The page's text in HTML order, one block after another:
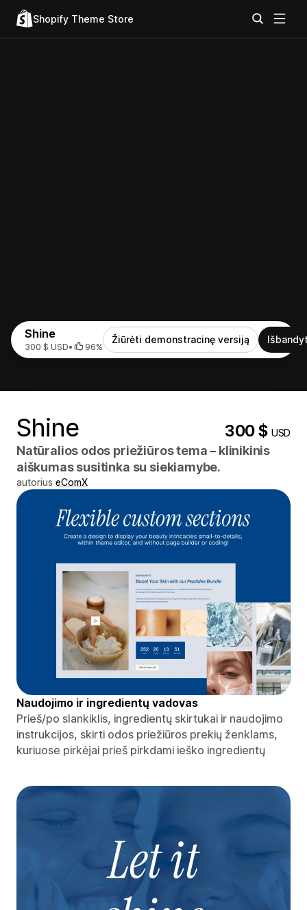
Shopify Theme Store
Shine
300 $ USD• 96%
Žiūrėti demonstracinę versiją
Shine 300 $USD
Natūralios odos priežiūros tema – klinikinis
aiškumas susitinka su siekiamybe.
autorius eComX
Naudojimo ir ingredientų vadovas
Prieš/po slankiklis, ingredientų skirtukai ir naudojimo
instrukcijos, skirti odos priežiūros prekių ženklams,
kuriuose pirkėjai prieš pirkdami ieško ingredientų